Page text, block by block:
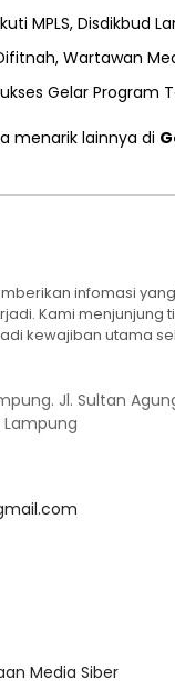
MPLS, Disdikbud
Wartawan
Gelar Program
menarik lainnya di
infomasi
Kami menjunjung
kewajiban utama
Jl. Sultan
Lampung
Media Siber